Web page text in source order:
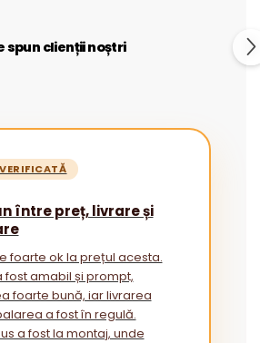
spun clienții noștri
între preț, livrare și
foarte ok la prețul acesta.
fost amabil și prompt,
foarte bună, iar livrarea
a fost în regulă.
a fost la montaj, unde